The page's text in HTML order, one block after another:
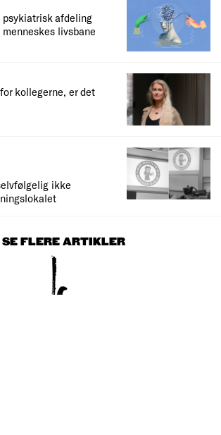
afdeling
livsbane
kollegerne, er det
ikke
SE FLERE ARTIKLER